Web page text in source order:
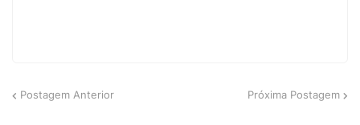
Postagem Anterior Próxima Postagem